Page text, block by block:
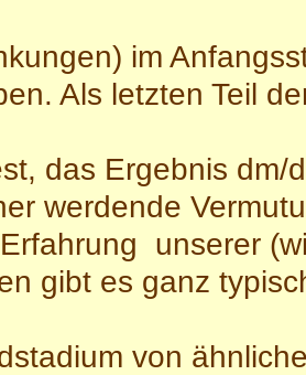
im
Als letzten Teil
das Ergebnis dm/
werdende
unserer
gibt es ganz
von